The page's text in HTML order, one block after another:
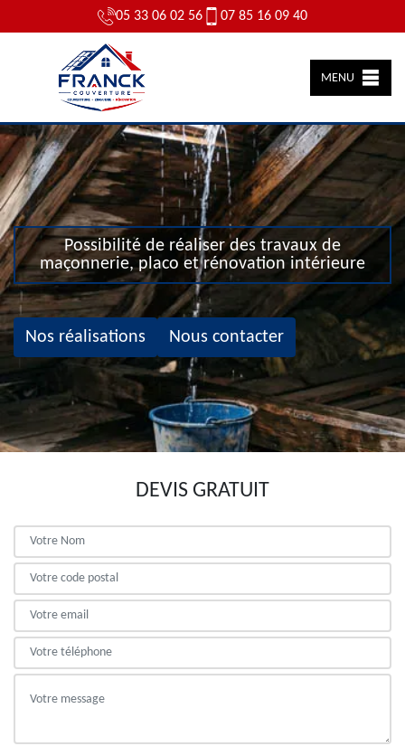
05 33 06 02 56 07 85 16 09 40
MENU
Possibilité de réaliser des travaux de
maçonnerie, placo et rénovation intérieure
Nos réalisations Nous contacter
DEVIS GRATUIT